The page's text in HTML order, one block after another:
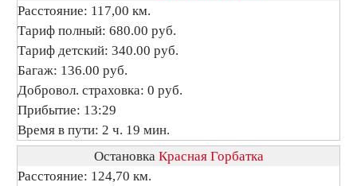
Расстояние: 117,00 км.
Тариф полный: 680.00 руб.
Тариф детский: 340.00 руб.
Багаж: 136.00 руб.
Добровол. страховка: 0 руб.
Прибытие: 13:29
Время в пути: 2 ч. 19 мин.
Остановка Красная Горбатка
Расстояние: 124,70 км.